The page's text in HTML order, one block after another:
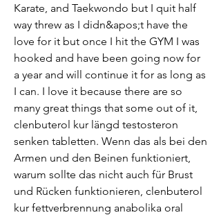
Karate, and Taekwondo but I quit half
way threw as I didn&apos;t have the
love for it but once I hit the GYM I was
hooked and have been going now for
a year and will continue it for as long as
I can. I love it because there are so
many great things that some out of it,
clenbuterol kur längd testosteron
senken tabletten. Wenn das als bei den
Armen und den Beinen funktioniert,
warum sollte das nicht auch für Brust
und Rücken funktionieren, clenbuterol
kur fettverbrennung anabolika oral